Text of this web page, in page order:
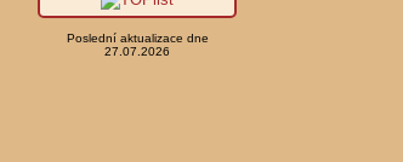
Poslední aktualizace dne
27.07.2026